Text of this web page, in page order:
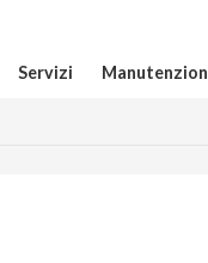
Servizi